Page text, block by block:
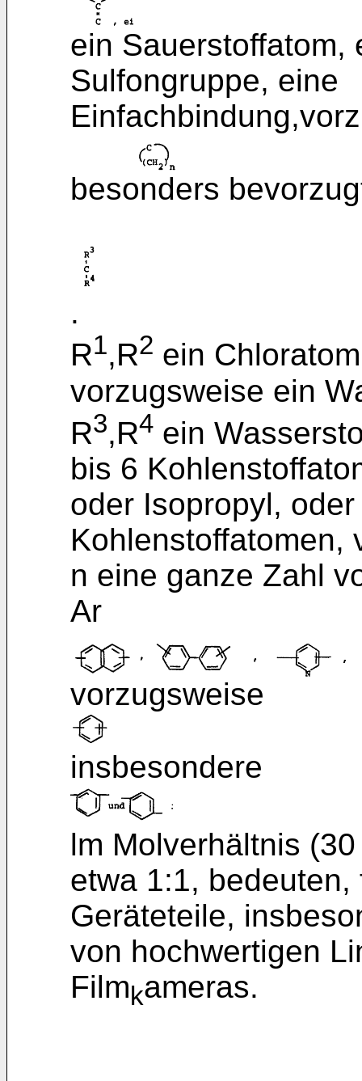
ein Sauerstoffatom,
Sulfongruppe, eine
besonders
.
R1,R2 ein
vorzugsweise ein
R3,R4 ein
bis 6
oder Isopropyl,
Kohlenstoffatomen,
n eine ganze Zahl
Ar
vorzugsweise
insbesondere
lm Molverhältnis
etwa 1:1,
Geräteteile,
von hochwertigen
Filmkameras.